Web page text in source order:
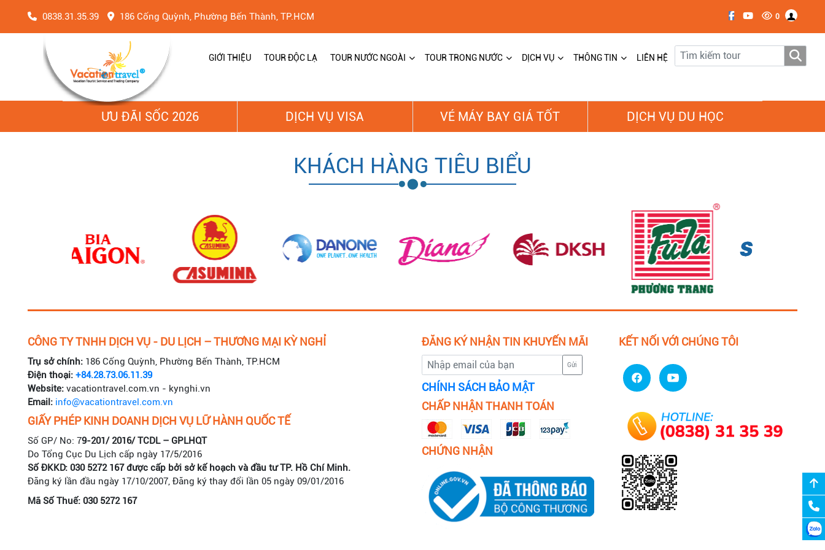
0838.31.35.39 186 Cống Quỳnh, Phường Bến Thành, TP.HCM 0
GIỚI THIỆU TOUR ĐỘC LẠ TOUR NƯỚC NGOÀI TOUR TRONG NƯỚC DỊCH VỤ THÔNG TIN LIÊN HỆ
ƯU ĐÃI SỐC 2026 DỊCH VỤ VISA VÉ MÁY BAY GIÁ TỐT DỊCH VỤ DU HỌC
KHÁCH HÀNG TIÊU BIỂU
CÔNG TY TNHH DỊCH VỤ - DU LỊCH – THƯƠNG MẠI KỲ NGHỈ
Trụ sở chính: 186 Cống Quỳnh, Phường Bến Thành, TP.HCM
Điện thoại: +84.28.73.06.11.39
Website: vacationtravel.com.vn - kynghi.vn
Email: info@vacationtravel.com.vn
GIẤY PHÉP KINH DOANH DỊCH VỤ LỮ HÀNH QUỐC TẾ
Số GP/ No: 79-201/ 2016/ TCDL – GPLHQT
Do Tổng Cục Du Lịch cấp ngày 17/5/2016
Số ĐKKD: 030 5272 167 được cấp bởi sở kế hoạch và đầu tư TP. Hồ Chí Minh.
Đăng ký lần đầu ngày 17/10/2007, Đăng ký thay đổi lần 05 ngày 09/01/2016
Mã Số Thuế: 030 5272 167
ĐĂNG KÝ NHẬN TIN KHUYẾN MÃI
Gửi
CHÍNH SÁCH BẢO MẬT
CHẤP NHẬN THANH TOÁN
CHỨNG NHẬN
KẾT NỐI VỚI CHÚNG TÔI